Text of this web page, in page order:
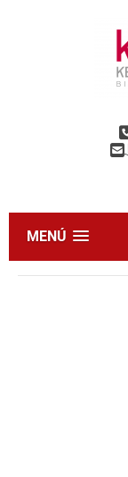
MENÚ